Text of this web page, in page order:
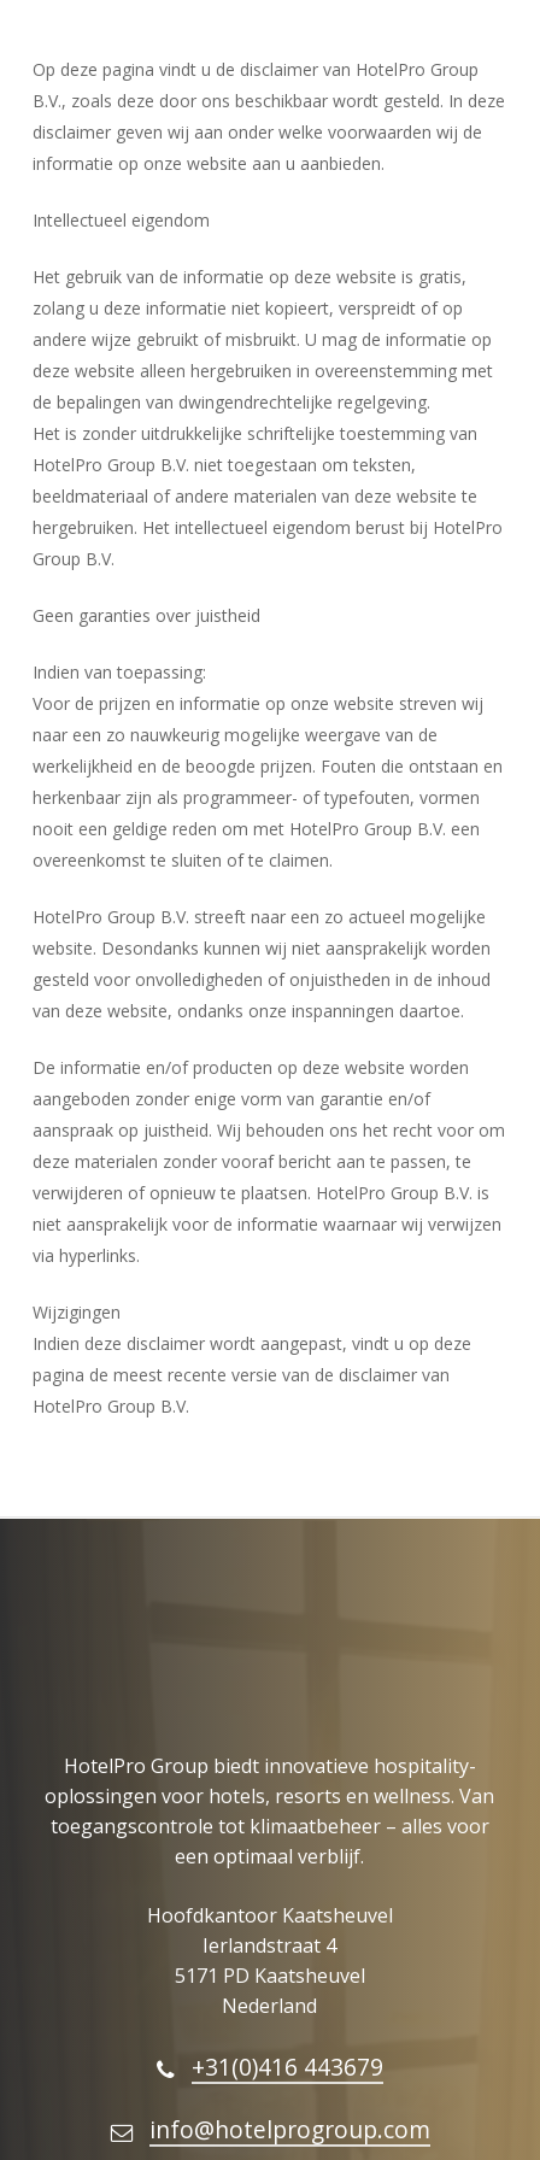
Op deze pagina vindt u de disclaimer van HotelPro Group
B.V., zoals deze door ons beschikbaar wordt gesteld. In deze
disclaimer geven wij aan onder welke voorwaarden wij de
informatie op onze website aan u aanbieden.
Intellectueel eigendom
Het gebruik van de informatie op deze website is gratis,
zolang u deze informatie niet kopieert, verspreidt of op
andere wijze gebruikt of misbruikt. U mag de informatie op
deze website alleen hergebruiken in overeenstemming met
de bepalingen van dwingendrechtelijke regelgeving.
Het is zonder uitdrukkelijke schriftelijke toestemming van
HotelPro Group B.V. niet toegestaan om teksten,
beeldmateriaal of andere materialen van deze website te
hergebruiken. Het intellectueel eigendom berust bij HotelPro
Group B.V.
Geen garanties over juistheid
Indien van toepassing:
Voor de prijzen en informatie op onze website streven wij
naar een zo nauwkeurig mogelijke weergave van de
werkelijkheid en de beoogde prijzen. Fouten die ontstaan en
herkenbaar zijn als programmeer- of typefouten, vormen
nooit een geldige reden om met HotelPro Group B.V. een
overeenkomst te sluiten of te claimen.
HotelPro Group B.V. streeft naar een zo actueel mogelijke
website. Desondanks kunnen wij niet aansprakelijk worden
gesteld voor onvolledigheden of onjuistheden in de inhoud
van deze website, ondanks onze inspanningen daartoe.
De informatie en/of producten op deze website worden
aangeboden zonder enige vorm van garantie en/of
aanspraak op juistheid. Wij behouden ons het recht voor om
deze materialen zonder vooraf bericht aan te passen, te
verwijderen of opnieuw te plaatsen. HotelPro Group B.V. is
niet aansprakelijk voor de informatie waarnaar wij verwijzen
via hyperlinks.
Wijzigingen
Indien deze disclaimer wordt aangepast, vindt u op deze
pagina de meest recente versie van de disclaimer van
HotelPro Group B.V.
HotelPro Group biedt innovatieve hospitality-
oplossingen voor hotels, resorts en wellness. Van
toegangscontrole tot klimaatbeheer – alles voor
een optimaal verblijf.
Hoofdkantoor Kaatsheuvel
Ierlandstraat 4
5171 PD Kaatsheuvel
Nederland
+31(0)416 443679
info@hotelprogroup.com